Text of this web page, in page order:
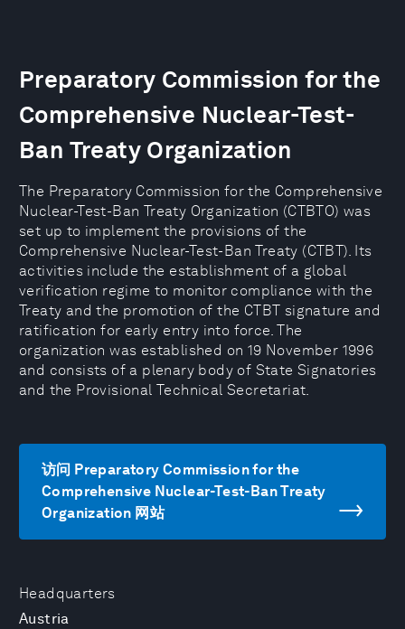
Headquarters
Austria
Preparatory Commission for the
Comprehensive Nuclear-Test-
Ban Treaty Organization
The Preparatory Commission for the Comprehensive
Nuclear-Test-Ban Treaty Organization (CTBTO) was
set up to implement the provisions of the
Comprehensive Nuclear-Test-Ban Treaty (CTBT). Its
activities include the establishment of a global
verification regime to monitor compliance with the
Treaty and the promotion of the CTBT signature and
ratification for early entry into force. The
organization was established on 19 November 1996
and consists of a plenary body of State Signatories
and the Provisional Technical Secretariat.
访问 Preparatory Commission for the
Comprehensive Nuclear-Test-Ban Treaty
Organization 网站